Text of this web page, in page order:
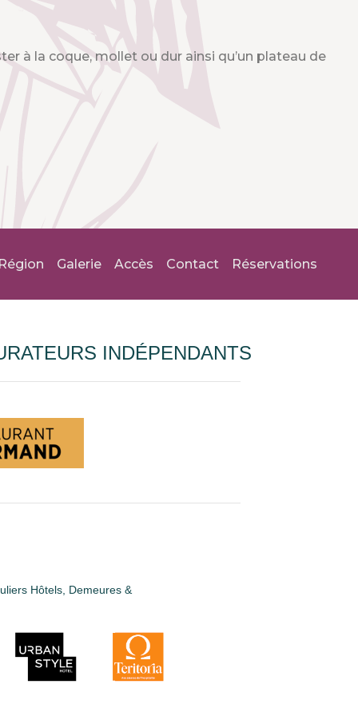
à la coque, mollet ou dur ainsi qu’un plateau de
Galerie Accès Contact Réservations
INDÉPENDANTS
Hôtels, Demeures &